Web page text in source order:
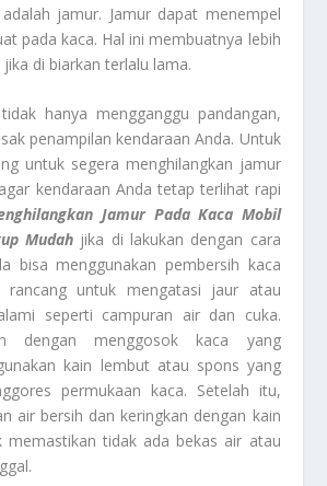
jamur. Jamur dapat menempel
pada kaca. Hal ini membuatnya lebih
di biarkan terlalu lama.
hanya mengganggu pandangan,
penampilan kendaraan Anda. Untuk
untuk segera menghilangkan jamur
kendaraan Anda tetap terlihat rapi
Jamur Pada Kaca Mobil
Mudah jika di lakukan dengan cara
bisa menggunakan pembersih kaca
rancang untuk mengatasi jaur atau
seperti campuran air dan cuka.
dengan menggosok kaca yang
kain lembut atau spons yang
permukaan kaca. Setelah itu,
air bersih dan keringkan dengan kain
memastikan tidak ada bekas air atau